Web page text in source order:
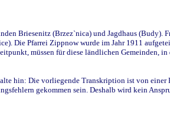
Briesenitz (Brzez`nica) und Jagdhaus (Budy).
Die Pfarrei Zippnow wurde im Jahr 1911
müssen für diese ländlichen Gemeinden,
hin: Die vorliegende Transkription ist von
gekommen sein. Deshalb wird kein